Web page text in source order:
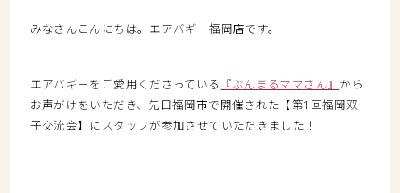
みなさんこんにちは。エアバギー福岡店です。
エアバギーをご愛用くださっている 『ぶんまるママさん』 から
お声がけをいただき、先日福岡市で開催された【第1回福岡双
子交流会】にスタッフが参加させていただきました！